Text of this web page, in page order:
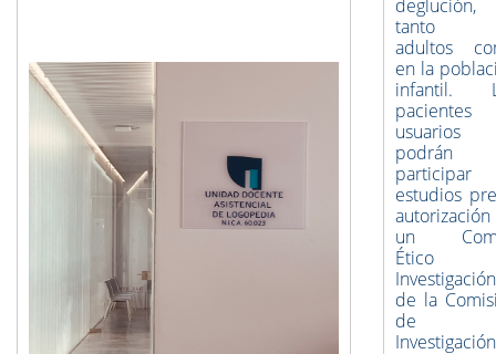
deglución,
tanto
adultos
en la
infantil.
usuarios
podrán
participar
estudios
un
Ético
de la
de
Investigación